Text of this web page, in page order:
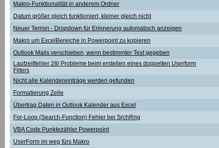
Makro-Funktionalität in anderem Ordner
Datum größer gleich funktioniert, kleiner gleich nicht
Neuer Termin - Dropdown für Erinnerung automatisch anzeigen
Makro um ExcelBereiche in Powerpoint zu kopieren
Outlook Mails verschieben, wenn bestimmter Text gegeben
Laufzeitfehler 28/ Probleme beim erstellen eines doppelten Userform
Filters
Nicht alle Kalendereinträge werden gefunden
Formatierung Zelle
Übertrag Daten in Outlook Kalender aus Excel
For-Loop (Search-Function) Fehler bei SrchRng
VBA Code Punktezähler Powerpoint
UserForm im weg fürs Makro